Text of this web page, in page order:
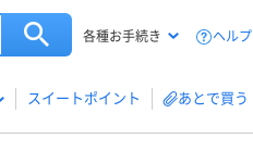
各種お手続き ヘルプ
スイートポイント あとで買う